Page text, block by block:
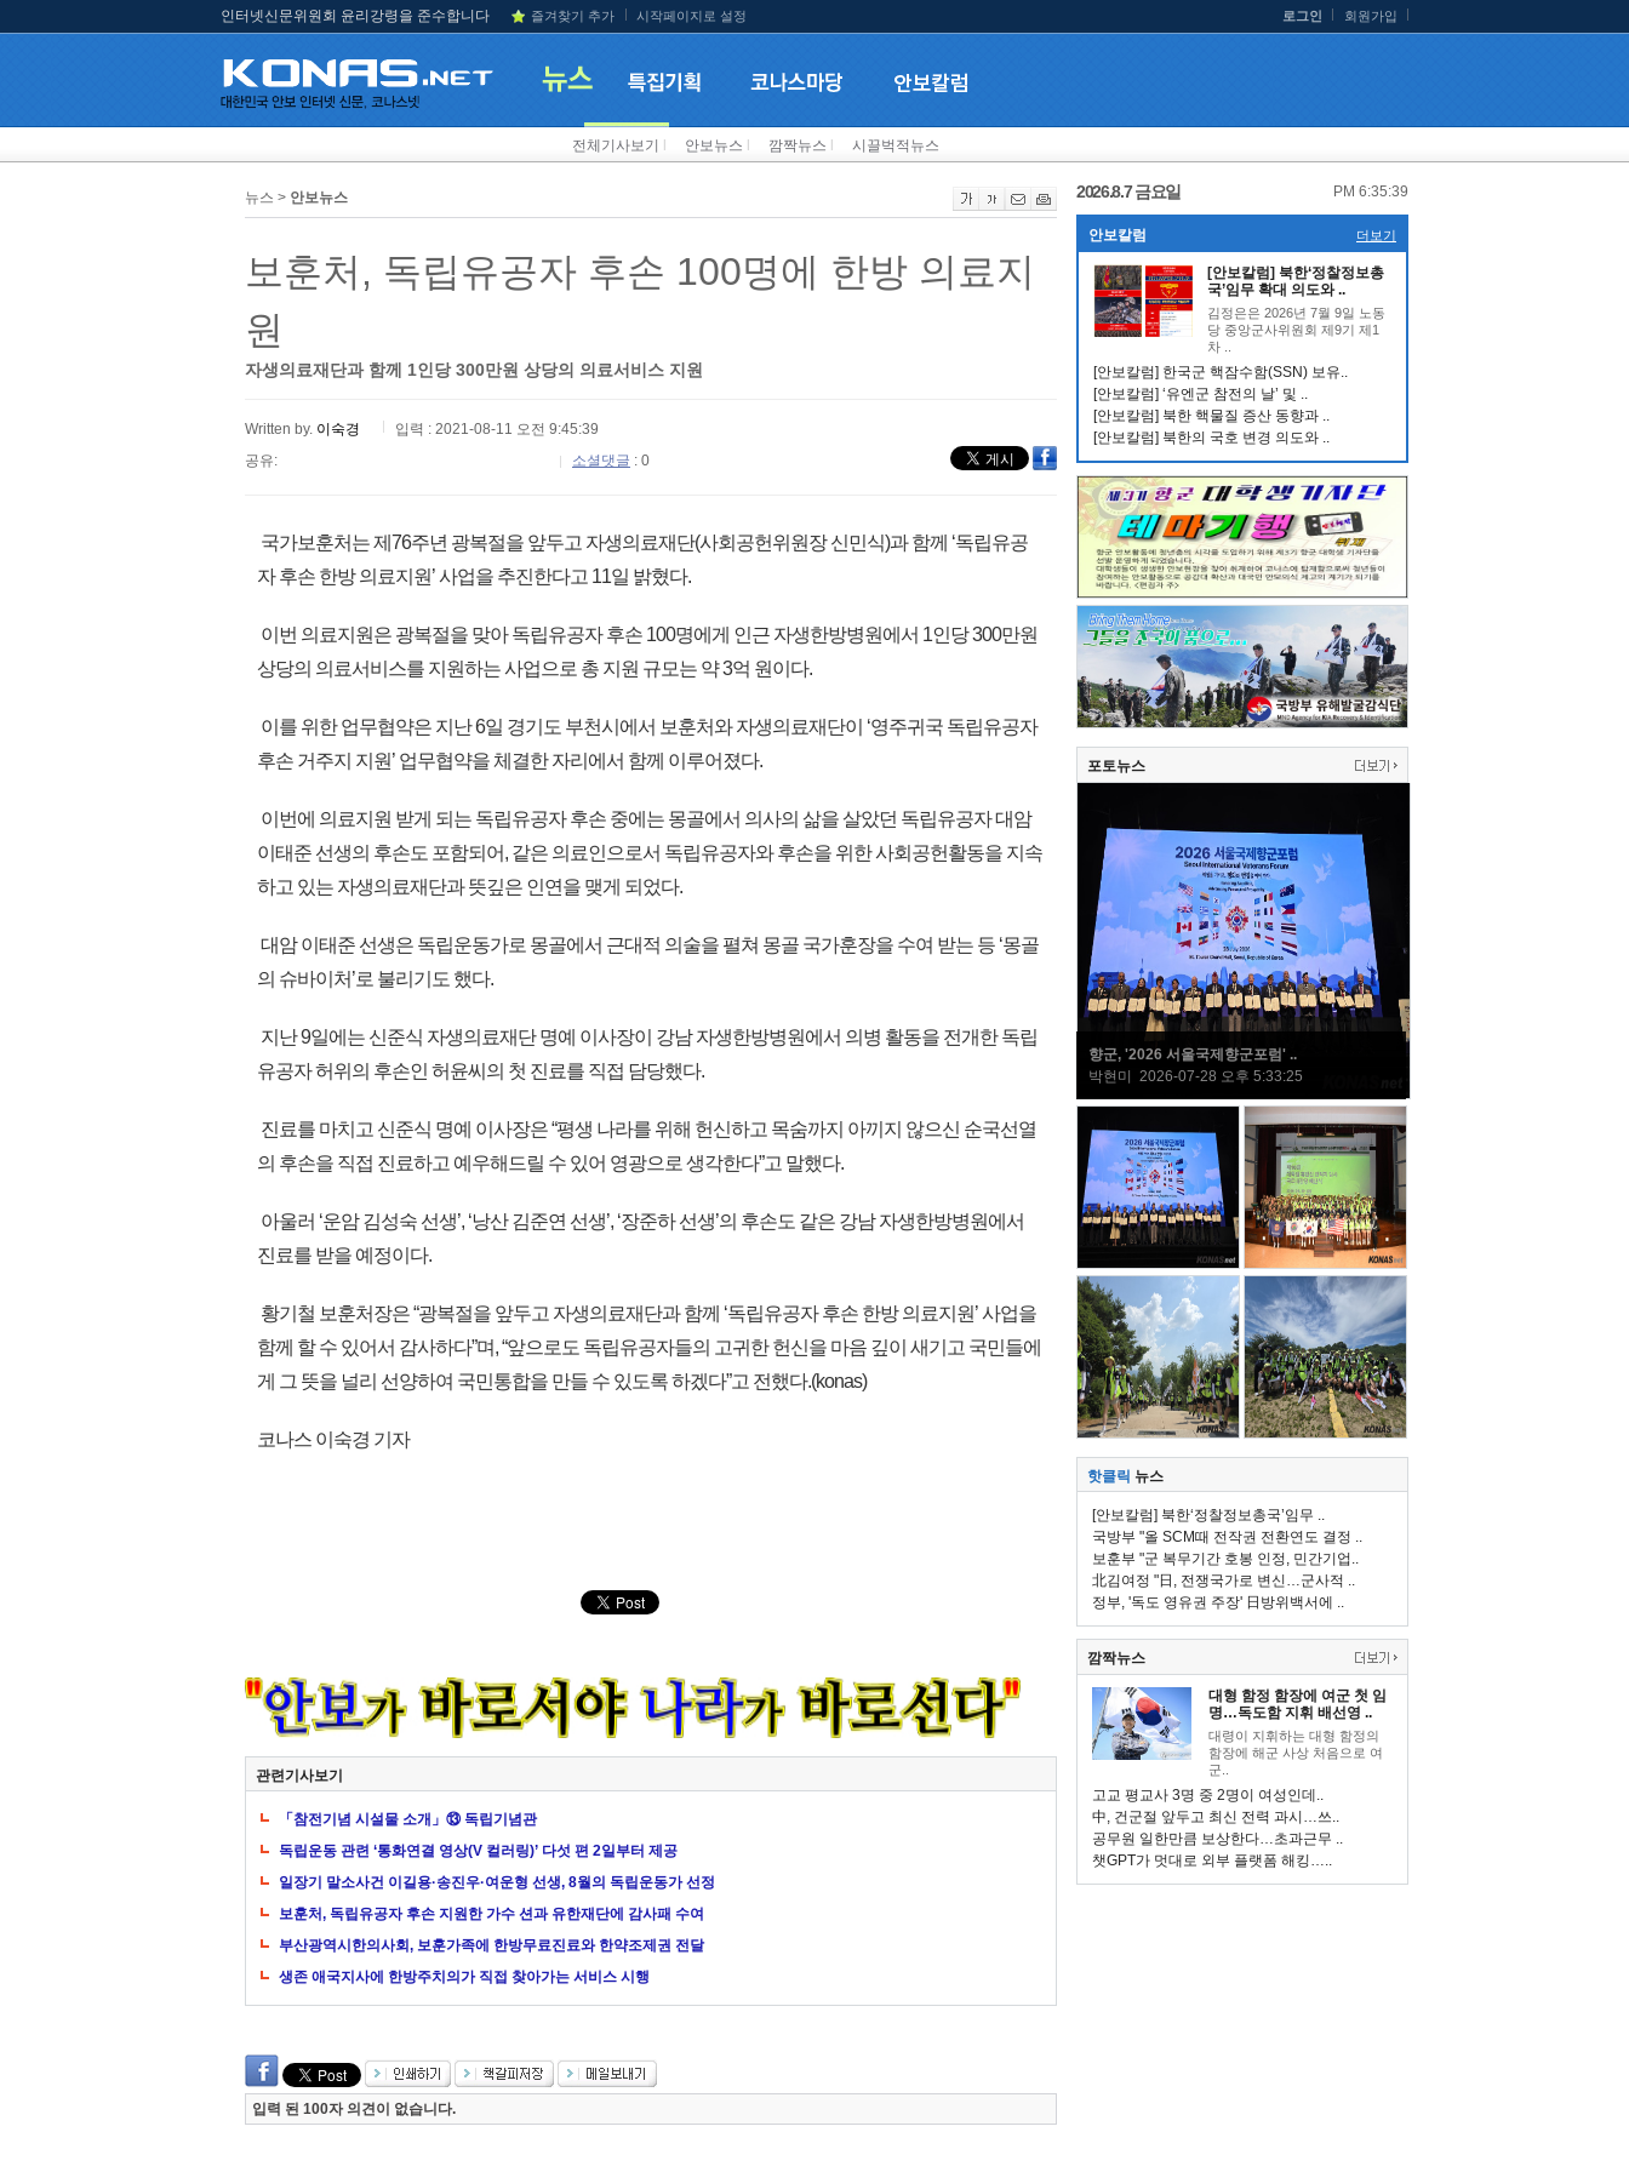
인터넷신문위원회 윤리강령을 준수합니다 즐겨찾기 추가 시작페이지로 설정 로그인 회원가입
전체기사보기 안보뉴스 깜짝뉴스 시끌벅적뉴스
뉴스 > 안보뉴스
보훈처, 독립유공자 후손 100명에 한방 의료지
원
자생의료재단과 함께 1인당 300만원 상당의 의료서비스 지원
Written by. 이숙경
입력 : 2021-08-11 오전 9:45:39
공유:
소셜댓글 : 0
국가보훈처는 제76주년 광복절을 앞두고 자생의료재단(사회공헌위원장 신민식)과 함께 ‘독립유공
자 후손 한방 의료지원’ 사업을 추진한다고 11일 밝혔다.
이번 의료지원은 광복절을 맞아 독립유공자 후손 100명에게 인근 자생한방병원에서 1인당 300만원
상당의 의료서비스를 지원하는 사업으로 총 지원 규모는 약 3억 원이다.
이를 위한 업무협약은 지난 6일 경기도 부천시에서 보훈처와 자생의료재단이 ‘영주귀국 독립유공자
후손 거주지 지원’ 업무협약을 체결한 자리에서 함께 이루어졌다.
이번에 의료지원 받게 되는 독립유공자 후손 중에는 몽골에서 의사의 삶을 살았던 독립유공자 대암
이태준 선생의 후손도 포함되어, 같은 의료인으로서 독립유공자와 후손을 위한 사회공헌활동을 지속
하고 있는 자생의료재단과 뜻깊은 인연을 맺게 되었다.
대암 이태준 선생은 독립운동가로 몽골에서 근대적 의술을 펼쳐 몽골 국가훈장을 수여 받는 등 ‘몽골
의 슈바이처’로 불리기도 했다.
지난 9일에는 신준식 자생의료재단 명예 이사장이 강남 자생한방병원에서 의병 활동을 전개한 독립
유공자 허위의 후손인 허윤씨의 첫 진료를 직접 담당했다.
진료를 마치고 신준식 명예 이사장은 “평생 나라를 위해 헌신하고 목숨까지 아끼지 않으신 순국선열
의 후손을 직접 진료하고 예우해드릴 수 있어 영광으로 생각한다”고 말했다.
아울러 ‘운암 김성숙 선생’, ‘낭산 김준연 선생’, ‘장준하 선생’의 후손도 같은 강남 자생한방병원에서
진료를 받을 예정이다.
황기철 보훈처장은 “광복절을 앞두고 자생의료재단과 함께 ‘독립유공자 후손 한방 의료지원’ 사업을
함께 할 수 있어서 감사하다”며, “앞으로도 독립유공자들의 고귀한 헌신을 마음 깊이 새기고 국민들에
게 그 뜻을 널리 선양하여 국민통합을 만들 수 있도록 하겠다”고 전했다.(konas)
코나스 이숙경 기자
관련기사보기
「참전기념 시설물 소개」⑬ 독립기념관
독립운동 관련 ‘통화연결 영상(V 컬러링)’ 다섯 편 2일부터 제공
일장기 말소사건 이길용·송진우·여운형 선생, 8월의 독립운동가 선정
보훈처, 독립유공자 후손 지원한 가수 션과 유한재단에 감사패 수여
부산광역시한의사회, 보훈가족에 한방무료진료와 한약조제권 전달
생존 애국지사에 한방주치의가 직접 찾아가는 서비스 시행
입력 된 100자 의견이 없습니다.
2026.8.7 금요일 PM 6:35:39
안보칼럼 더보기
[안보칼럼] 북한‘정찰정보총
국’임무 확대 의도와 ..
김정은은 2026년 7월 9일 노동
당 중앙군사위원회 제9기 제1
차 ..
[안보칼럼] 한국군 핵잠수함(SSN) 보유..
[안보칼럼] ‘유엔군 참전의 날’ 및 ..
[안보칼럼] 북한 핵물질 증산 동향과 ..
[안보칼럼] 북한의 국호 변경 의도와 ..
포토뉴스
향군, '2026 서울국제향군포럼' ..
박현미 2026-07-28 오후 5:33:25
핫클릭 뉴스
[안보칼럼] 북한‘정찰정보총국’임무 ..
국방부 "올 SCM때 전작권 전환연도 결정 ..
보훈부 "군 복무기간 호봉 인정, 민간기업..
北김여정 "日, 전쟁국가로 변신…군사적 ..
정부, '독도 영유권 주장' 日방위백서에 ..
깜짝뉴스
대형 함정 함장에 여군 첫 임
명…독도함 지휘 배선영 ..
대령이 지휘하는 대형 함정의
함장에 해군 사상 처음으로 여
군..
고교 평교사 3명 중 2명이 여성인데..
中, 건군절 앞두고 최신 전력 과시…쓰..
공무원 일한만큼 보상한다…초과근무 ..
챗GPT가 멋대로 외부 플랫폼 해킹…..